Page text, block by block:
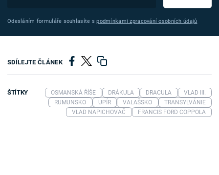
Odesláním formuláře souhlasíte spodmínkami zpracování osobních údajů
SDÍLEJTE ČLÁNEK
ŠTÍTKY OSMANSKÁ ŘÍŠE DRÁKULA DRACULA
VLAD III.
RUMUNSKO
UPÍR VALAŠSKO
TRANSYLVÁNIE
VLAD NAPICHOVAČ
FRANCIS FORD COPPOLA